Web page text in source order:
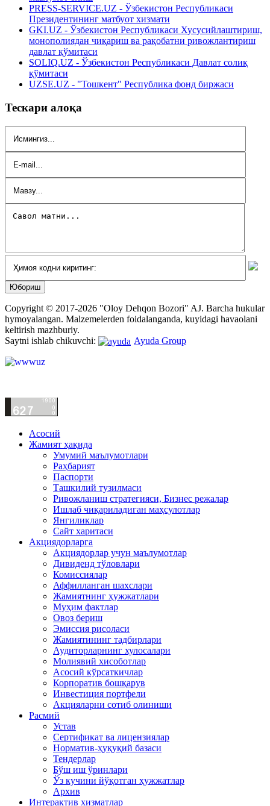
PRESS-SERVICE.UZ - Ўзбекистон Республикаси
Президентининг матбуот хизмати
GKI.UZ - Ўзбекистон Республикаси Хусусийлаштириш,
монополиядан чиқариш ва рақобатни ривожлантириш
давлат қўмитаси
SOLIQ.UZ - Ўзбекистон Республикаси Давлат солиқ
қўмитаси
UZSE.UZ - "Тошкент" Республика фонд биржаси
Тескари алоқа
Copyright © 2017-2026 "Oloy Dehqon Bozori" AJ. Barcha hukular
hymoyalangan. Malzemelerden foidalanganda, kuyidagi havaolani
keltirish mazhburiy.
Saytni ishlab chikuvchi:
Ayuda Group
Асосий
Жамият ҳақида
Умумий маълумотлари
Раҳбарият
Паспорти
Ташкилий тузилмаси
Ривожланиш стратегияси, Бизнес режалар
Ишлаб чиқариладиган маҳсулотлар
Янгиликлар
Сайт харитаси
Акциядорларга
Акциядорлар учун маълумотлар
Дивиденд тўловлари
Комиссиялар
Аффилланган шахслари
Жамиятнинг ҳужжатлари
Муҳим фактлар
Овоз бериш
Эмиссия рисоласи
Жамиятининг тадбирлари
Аудиторларнинг хулосалари
Молиявий хисоботлар
Асосий кўрсаткичлар
Корпоратив бошқарув
Инвестиция портфели
Акцияларни сотиб олиниши
Расмий
Устав
Сертификат ва лицензиялар
Норматив-ҳуқуқий базаси
Тендерлар
Бўш иш ўринлари
Ўз кучини йўқотган ҳужжатлар
Архив
Интерактив хизматлар